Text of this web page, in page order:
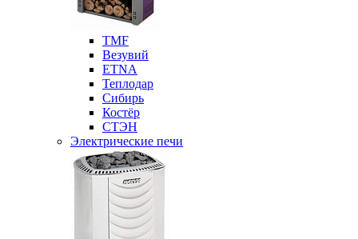
ТМF
Везувий
ETNA
Теплодар
Сибирь
Костёр
СТЭН
Электрические печи